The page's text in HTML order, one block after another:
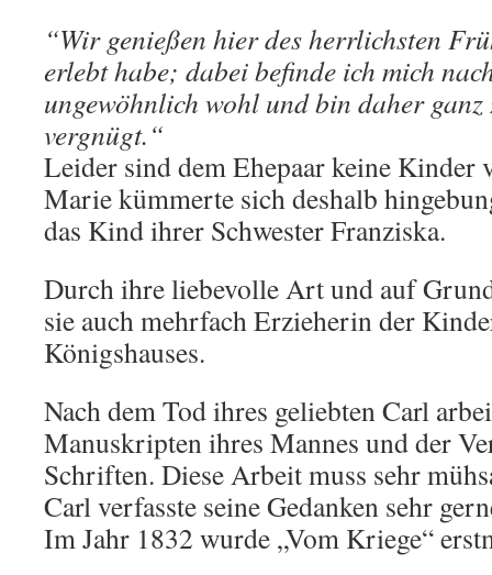
“Wir genießen hier des herrlichsten
erlebt habe; dabei befinde ich mich
ungewöhnlich wohl und bin daher
vergnügt.“
Leider sind dem Ehepaar keine Kinder
Marie kümmerte sich deshalb
das Kind ihrer Schwester Franziska.
Durch ihre liebevolle Art und auf
sie auch mehrfach Erzieherin der
Königshauses.
Nach dem Tod ihres geliebten Carl
Manuskripten ihres Mannes und der
Schriften. Diese Arbeit muss sehr
Carl verfasste seine Gedanken sehr
Im Jahr 1832 wurde „Vom Kriege“